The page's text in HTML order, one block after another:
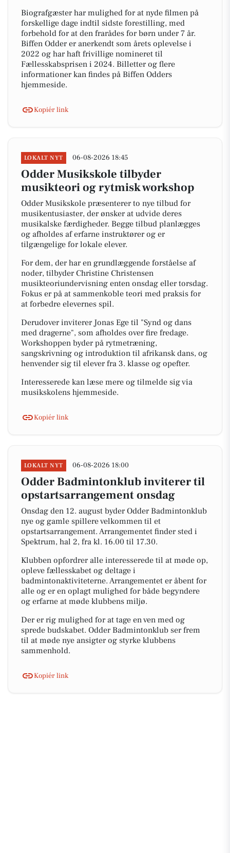
Biografgæster har mulighed for at nyde filmen på
forskellige dage indtil sidste forestilling, med
forbehold for at den frarådes for børn under 7 år.
Biffen Odder er anerkendt som årets oplevelse i
2022 og har haft frivillige nomineret til
Fællesskabsprisen i 2024. Billetter og flere
informationer kan findes på Biffen Odders
hjemmeside.
Kopiér link
LOKALT NYT 06-08-2026 18:45
Odder Musikskole tilbyder
musikteori og rytmisk workshop
Odder Musikskole præsenterer to nye tilbud for
musikentusiaster, der ønsker at udvide deres
musikalske færdigheder. Begge tilbud planlægges
og afholdes af erfarne instruktører og er
tilgængelige for lokale elever.
For dem, der har en grundlæggende forståelse af
noder, tilbyder Christine Christensen
musikteoriundervisning enten onsdag eller torsdag.
Fokus er på at sammenkoble teori med praksis for
at forbedre elevernes spil.
Derudover inviterer Jonas Ege til "Synd og dans
med dragerne", som afholdes over fire fredage.
Workshoppen byder på rytmetræning,
sangskrivning og introduktion til afrikansk dans, og
henvender sig til elever fra 3. klasse og opefter.
Interesserede kan læse mere og tilmelde sig via
musikskolens hjemmeside.
Kopiér link
LOKALT NYT 06-08-2026 18:00
Odder Badmintonklub inviterer til
opstartsarrangement onsdag
Onsdag den 12. august byder Odder Badmintonklub
nye og gamle spillere velkommen til et
opstartsarrangement. Arrangementet finder sted i
Spektrum, hal 2, fra kl. 16.00 til 17.30.
Klubben opfordrer alle interesserede til at møde op,
opleve fællesskabet og deltage i
badmintonaktiviteterne. Arrangementet er åbent for
alle og er en oplagt mulighed for både begyndere
og erfarne at møde klubbens miljø.
Der er rig mulighed for at tage en ven med og
sprede budskabet. Odder Badmintonklub ser frem
til at møde nye ansigter og styrke klubbens
sammenhold.
Kopiér link